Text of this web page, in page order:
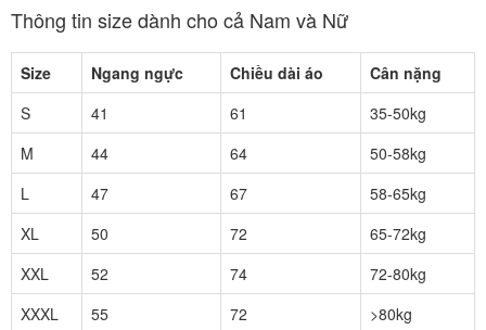
Thông tin size dành cho cả Nam và Nữ
Size Ngang ngực Chiều dài áo
Cân nặng
S
41 61
35-50kg
M
44 64
50-58kg
L
47 67
58-65kg
XL
50 72
65-72kg
XXL
52 74
72-80kg
XXXL
55 72 >80kg